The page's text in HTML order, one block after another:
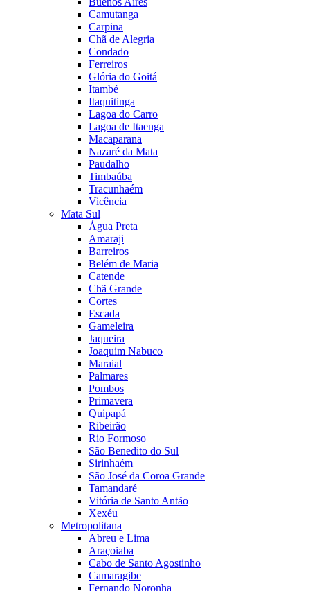
Camutanga
Carpina
Chã de Alegria
Condado
Ferreiros
Glória do Goitá
Itambé
Itaquitinga
Lagoa do Carro
Lagoa de Itaenga
Macaparana
Nazaré da Mata
Paudalho
Timbaúba
Tracunhaém
Vicência
Mata Sul
Água Preta
Amaraji
Barreiros
Belém de Maria
Catende
Chã Grande
Cortes
Escada
Gameleira
Jaqueira
Joaquim Nabuco
Maraial
Palmares
Pombos
Primavera
Quipapá
Ribeirão
Rio Formoso
São Benedito do Sul
Sirinhaém
São José da Coroa Grande
Tamandaré
Vitória de Santo Antão
Xexéu
Metropolitana
Abreu e Lima
Araçoiaba
Cabo de Santo Agostinho
Camaragibe
Fernando Noronha